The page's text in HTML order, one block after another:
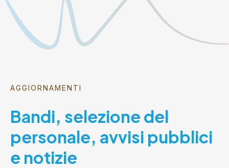
AGGIORNAMENTI
Bandi, selezione del
personale, avvisi pubblici
e notizie